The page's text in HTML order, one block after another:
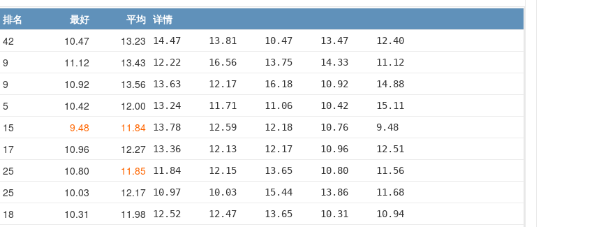
排名 最好 平均 详情
42 10.47 13.23 14.47     13.81     10.47     13.47     12.40
9 11.12 13.43 12.22     16.56     13.75     14.33     11.12
9 10.92 13.56 13.63     12.17     16.18     10.92     14.88
5 10.42 12.00 13.24     11.71     11.06     10.42     15.11
15 9.48 11.84 13.78     12.59     12.18     10.76     9.48
17 10.96 12.27 13.36     12.13     12.17     10.96     12.51
25 10.80 11.85 11.84     12.15     13.65     10.80     11.56
25 10.03 12.17 10.97     10.03     15.44     13.86     11.68
18 10.31 11.98 12.52     12.47     13.65     10.31     10.94